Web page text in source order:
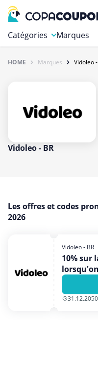
Catégories
Alimentation et Vins
Cadeaux et Fleurs
Gaming et Jouets
Photo, Imprimerie et
Vêtements et
Voyages et Vacances
Marques
HOME Marques Vidoleo
Vidoleo - BR
Les offres et codes
2026
Vidoleo - BR
10% sur
31.12.2050